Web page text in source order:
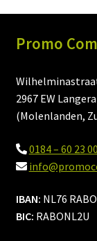
Promo
2967 EW
(Molenlanden,
0184 – 60 23 00
IBAN: NL76
BIC: RABONL2U